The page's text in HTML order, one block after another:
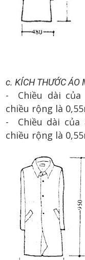
c. KÍCH THƯỚC ÁO
- Chiều dài của
chiều rộng là
- Chiều dài của
chiều rộng là